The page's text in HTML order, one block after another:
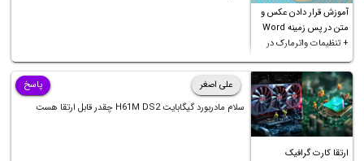
آموزش قرار دادن عکس و
متن در پس زمینه Word
+ تنظیمات واترمارک در
ورد
ارتقا کارت گرافیک
علی اصغر
سلام مادربورد گیگابایت H61M DS2 چقدر قابل ارتقا هست
پاسخ